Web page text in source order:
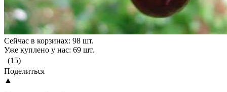
Сейчас в корзинах: 98 шт.
Уже куплено у нас: 69 шт.
(15)
Поделиться
▲